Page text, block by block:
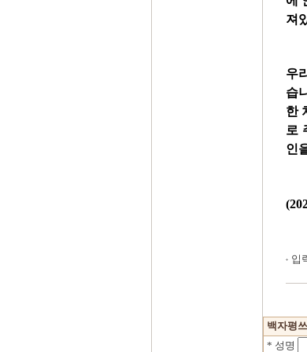
져
우
습
한
로
인
입
백자평쓰
* 성명